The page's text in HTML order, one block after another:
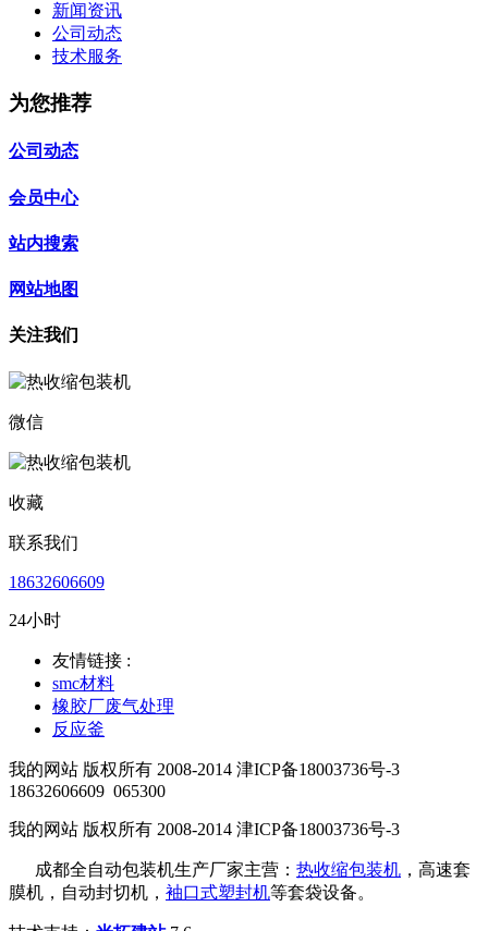
新闻资讯
公司动态
技术服务
为您推荐
公司动态
会员中心
站内搜索
网站地图
关注我们
微信
收藏
联系我们
18632606609
24小时
友情链接 :
smc材料
橡胶厂废气处理
反应釜
我的网站 版权所有 2008-2014 津ICP备18003736号-3
18632606609 065300
我的网站 版权所有 2008-2014 津ICP备18003736号-3
成都全自动包装机生产厂家主营： 热收缩包装机 ，高速套
膜机，自动封切机， 袖口式塑封机等套袋设备。